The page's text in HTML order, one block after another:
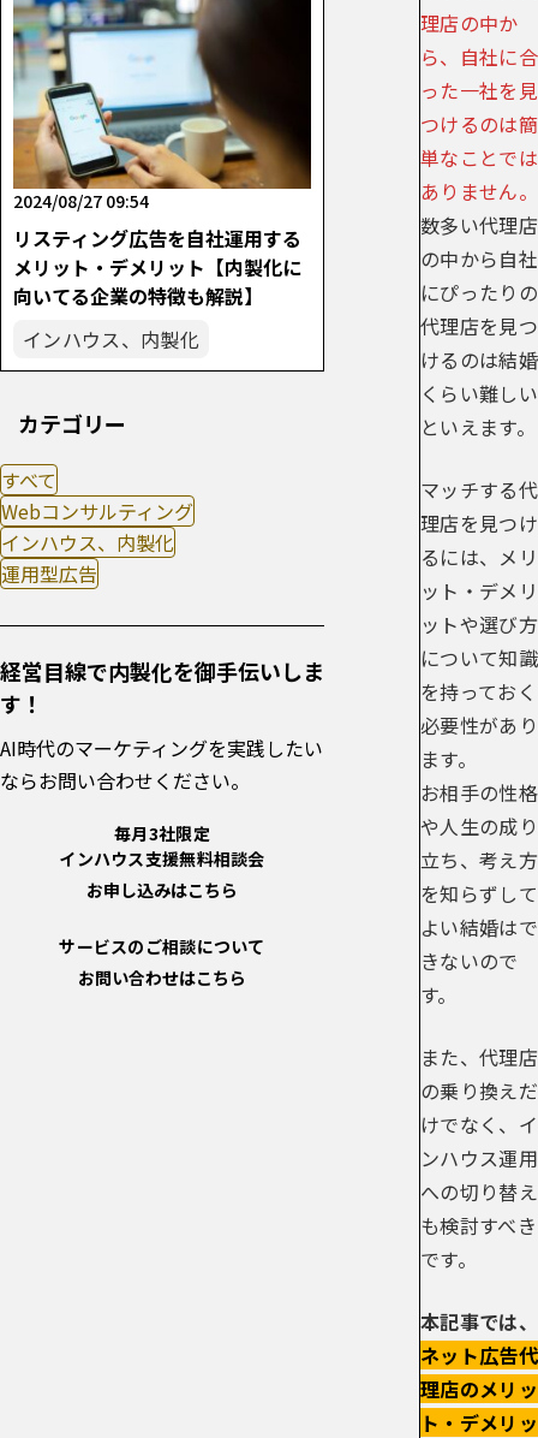
理店の中か
ら、自社に合
った一社を見
つけるのは簡
単なことでは
ありません。
数多い代理店
の中から自社
にぴったりの
代理店を見つ
けるのは結婚
くらい難しい
といえます。
マッチする代
理店を見つけ
るには、メリ
ット・デメリ
ットや選び方
について知識
を持っておく
必要性があり
ます。
お相手の性格
や人生の成り
立ち、考え方
を知らずして
よい結婚はで
きないので
す。
また、代理店
の乗り換えだ
けでなく、イ
ンハウス運用
への切り替え
も検討すべき
です。
本記事では、
ネット広告代
理店のメリッ
ト・デメリッ
2024/08/27 09:54
リスティング広告を自社運用する
メリット・デメリット【内製化に
向いてる企業の特徴も解説】
インハウス、内製化
カテゴリー
すべて
Webコンサルティング
インハウス、内製化
運用型広告
経営目線で内製化を御手伝いしま
す！
AI時代のマーケティングを実践したい
ならお問い合わせください。
毎月3社限定
インハウス支援無料相談会
お申し込みはこちら
サービスのご相談について
お問い合わせはこちら